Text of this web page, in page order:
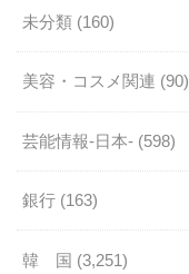
未分類 (160)
美容・コスメ関連 (90)
芸能情報-日本- (598)
銀行 (163)
韓 国 (3,251)